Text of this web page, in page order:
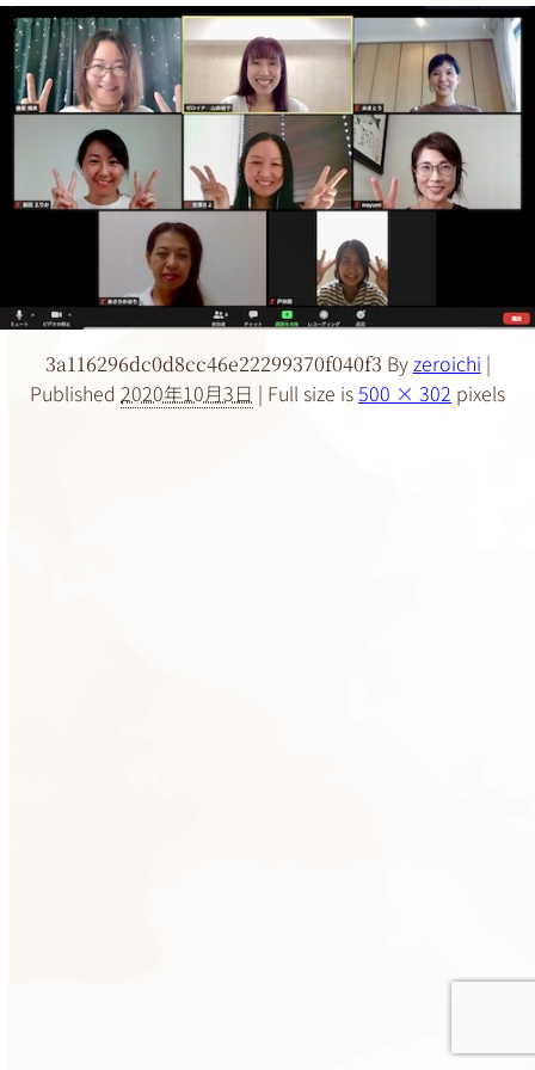
3a116296dc0d8cc46e22299370f040f3 By zeroichi |
Published 2020年10月3日 | Full size is500 × 302 pixels